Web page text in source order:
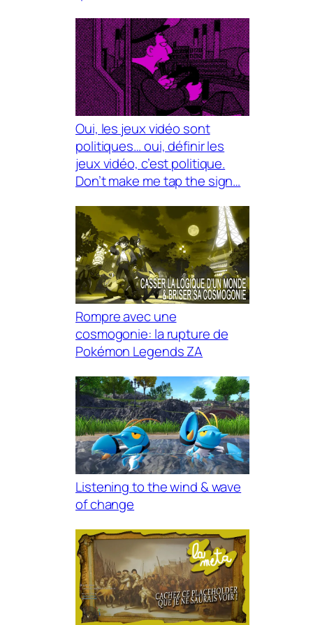
Oui, les jeux vidéo sont
politiques… oui, définir les
jeux vidéo, c’est politique.
Don’t make me tap the sign…
Rompre avec une
cosmogonie: la rupture de
Pokémon Legends ZA
Listening to the wind & wave
of change